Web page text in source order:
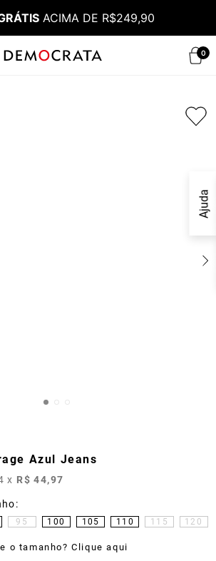
ACIMA DE R$249,90
0
Ajuda
Azul Jeans
x R$ 44,97
95 100 105 110 115 120
o tamanho? Clique aqui